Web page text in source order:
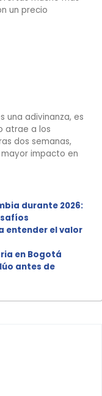
un precio
una adivinanza, es
atrae a los
dos semanas,
impacto en
durante 2026:
entender el valor
en Bogotá
antes de